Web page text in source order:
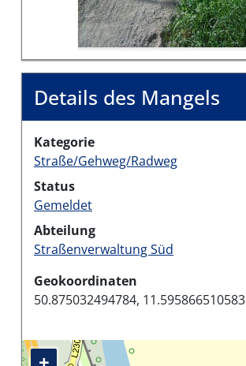
Details des Mangels
Kategorie
Straße/Gehweg/Radweg
Status
Gemeldet
Abteilung
Straßenverwaltung Süd
Geokoordinaten
50.875032494784, 11.595866510583